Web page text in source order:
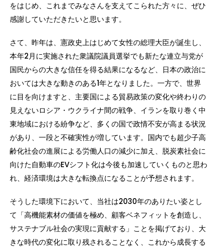
をはじめ、これまでみなさんを支えてこられた方々に、ぜひ
感謝していただきたいと思います。
さて、昨年は、憲政史上はじめて女性の総理大臣が誕生し、
本年2月に実施された衆議院議員選挙でも新たな連立与党が
国民からの大きな信任を得る結果になるなど、日本の政治に
おいては大きな動きのある1年となりました。一方で、世界
に目を向けますと、主要国による貿易政策の変化や終わりの
見えないロシア・ウクライナ間の戦争、イランを取り巻く中
東地域における紛争など、多くの国で政情不安が高まる状況
があり、一段と不確実性が増しています。国内でも超少子高
齢化社会の進展による労働人口の減少に加え、脱炭素社会に
向けた自動車のEVシフト化は今後も加速していくものと思わ
れ、経済環境は大きな転換点になることが予想されます。
そうした環境下において、当社は2030年のありたい姿とし
て「高機能素材の価値を極め、顧客ベネフィットを創造し、
サステナブル社会の実現に貢献する」ことを掲げており、大
きな時代の変化に取り残されることなく、これから成長する